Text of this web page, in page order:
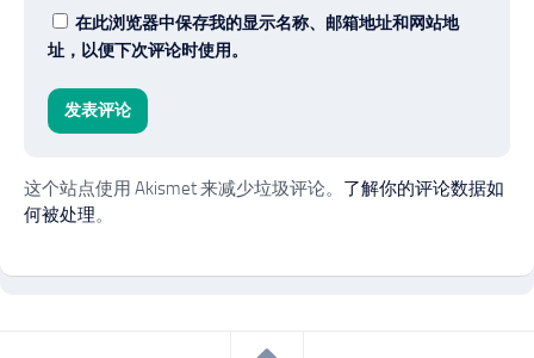
在此浏览器中保存我的显示名称、邮箱地址和网站地
址，以便下次评论时使用。
这个站点使用 Akismet 来减少垃圾评论。 了解你的评论数据如
何被处理。